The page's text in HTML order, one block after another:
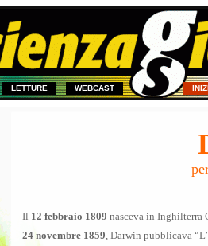
LETTURE WEBCAST
Il 12 febbraio 1809 nasceva in Inghilterra
24 novembre 1859, Darwin pubblicava